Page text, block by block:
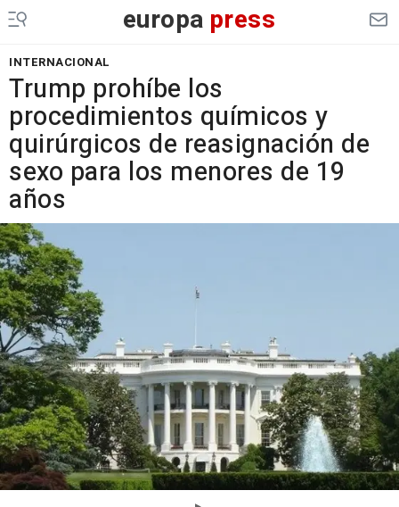
europa press
INTERNACIONAL
Trump prohíbe los
procedimientos químicos y
quirúrgicos de reasignación de
sexo para los menores de 19
años